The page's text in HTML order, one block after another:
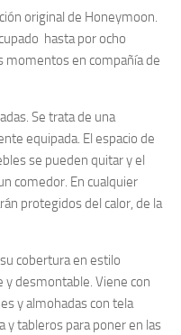
original de Honeymoon.
hasta por ocho
momentos en compañía de
Se trata de una
equipada. El espacio de
se pueden quitar y el
comedor. En cualquier
protegidos del calor, de la
cobertura en estilo
desmontable. Viene con
y almohadas con tela
y tableros para poner en las